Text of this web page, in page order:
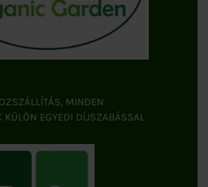
MINDEN
KÜLÖN EGYEDI DÍJSZABÁSSAL